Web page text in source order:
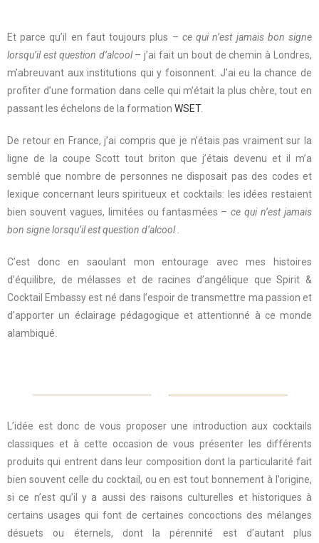
Et parce qu’il en faut toujours plus – ce qui n’est jamais bon signe
lorsqu’il est question d’alcool– j’ai fait un bout de chemin à Londres,
m’abreuvant aux institutions qui y foisonnent. J’ai eu la chance de
profiter d’une formation dans celle qui m’était la plus chère, tout en
passant les échelons de la formation WSET.
De retour en France, j’ai compris que je n’étais pas vraiment sur la
ligne de la coupe Scott tout briton que j’étais devenu et il m’a
semblé que nombre de personnes ne disposait pas des codes et
lexique concernant leurs spiritueux et cocktails: les idées restaient
bien souvent vagues, limitées ou fantasmées –ce qui n’est jamais
bon signe lorsqu’il est question d’alcool.
C’est donc en saoulant mon entourage avec mes histoires
d’équilibre, de mélasses et de racines d’angélique que Spirit &
Cocktail Embassy est né dans l’espoir de transmettre ma passion et
d’apporter un éclairage pédagogique et attentionné à ce monde
alambiqué.
L’idée est donc de vous proposer une introduction aux cocktails
classiques et à cette occasion de vous présenter les différents
produits qui entrent dans leur composition dont la particularité fait
bien souvent celle du cocktail, ou en est tout bonnement à l’origine,
si ce n’est qu’il y a aussi des raisons culturelles et historiques à
certains usages qui font de certaines concoctions des mélanges
désuets ou éternels, dont la pérennité est d’autant plus